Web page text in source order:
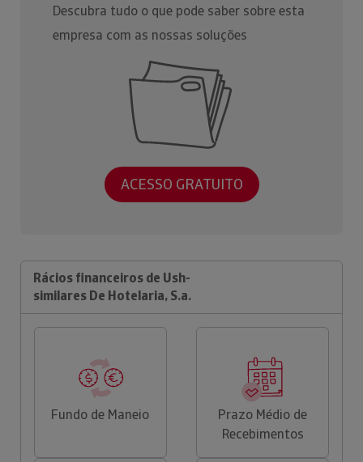
Descubra tudo o que pode saber sobre esta
empresa com as nossas soluções
ACESSO GRATUITO
Rácios financeiros de Ush-
similares De Hotelaria, S.a.
Fundo de Maneio
Prazo Médio de
Recebimentos